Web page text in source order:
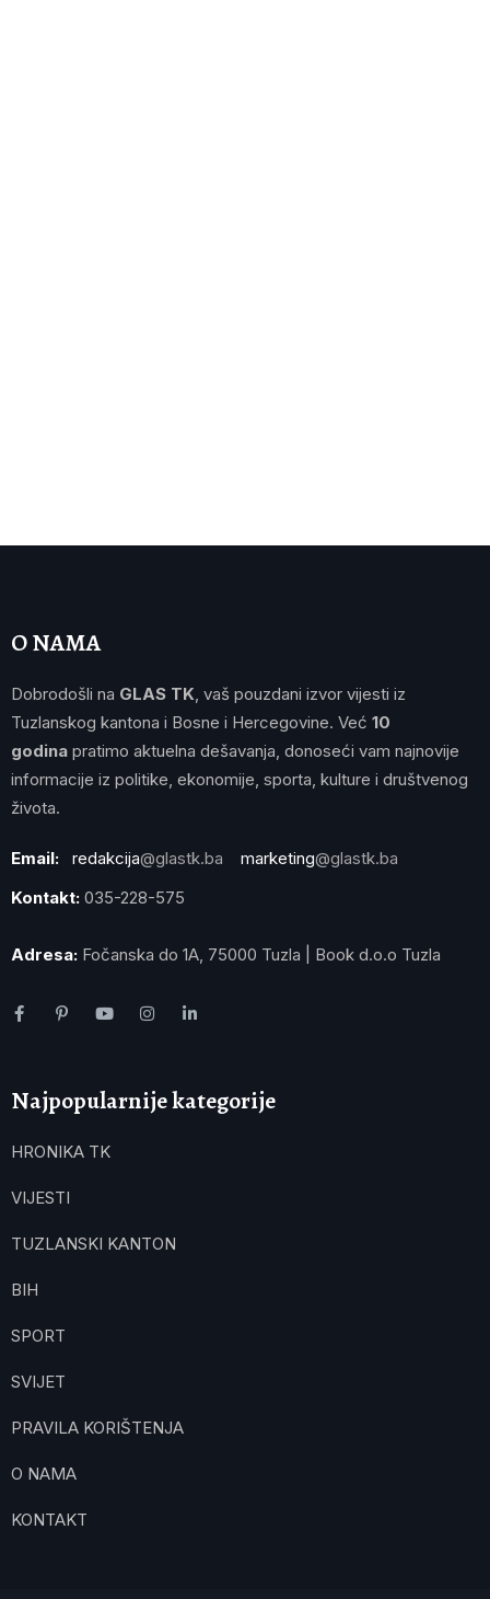
O NAMA
Dobrodošli na GLAS TK , vaš pouzdani izvor vijesti iz
Tuzlanskog kantona i Bosne i Hercegovine. Već 10
godina pratimo aktuelna dešavanja, donoseći vam najnovije
informacije iz politike, ekonomije, sporta, kulture i društvenog
života.
Email: redakcija@glastk.ba marketing@glastk.ba
Kontakt: 035-228-575
Adresa: Fočanska do 1A, 75000 Tuzla | Book d.o.o Tuzla
Najpopularnije kategorije
HRONIKA TK
VIJESTI
TUZLANSKI KANTON
BIH
SPORT
SVIJET
PRAVILA KORIŠTENJA
O NAMA
KONTAKT